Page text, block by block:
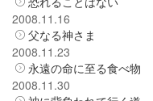
2008.11.16
父なる神さま
2008.11.23
永遠の命に至る食べ物
2008.11.30